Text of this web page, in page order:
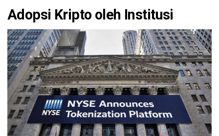
Adopsi Kripto oleh Institusi